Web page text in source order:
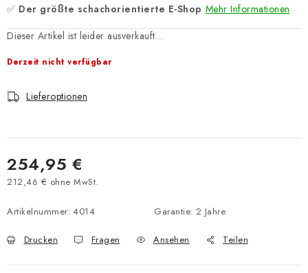
✅ Der größte schachorientierte E-Shop Mehr Informationen
Dieser Artikel ist leider ausverkauft…
Derzeit nicht verfügbar
Lieferoptionen
254,95 €
212,46 € ohne MwSt.
Artikelnummer: 4014 Garantie: 2 Jahre
Drucken Fragen Ansehen Teilen